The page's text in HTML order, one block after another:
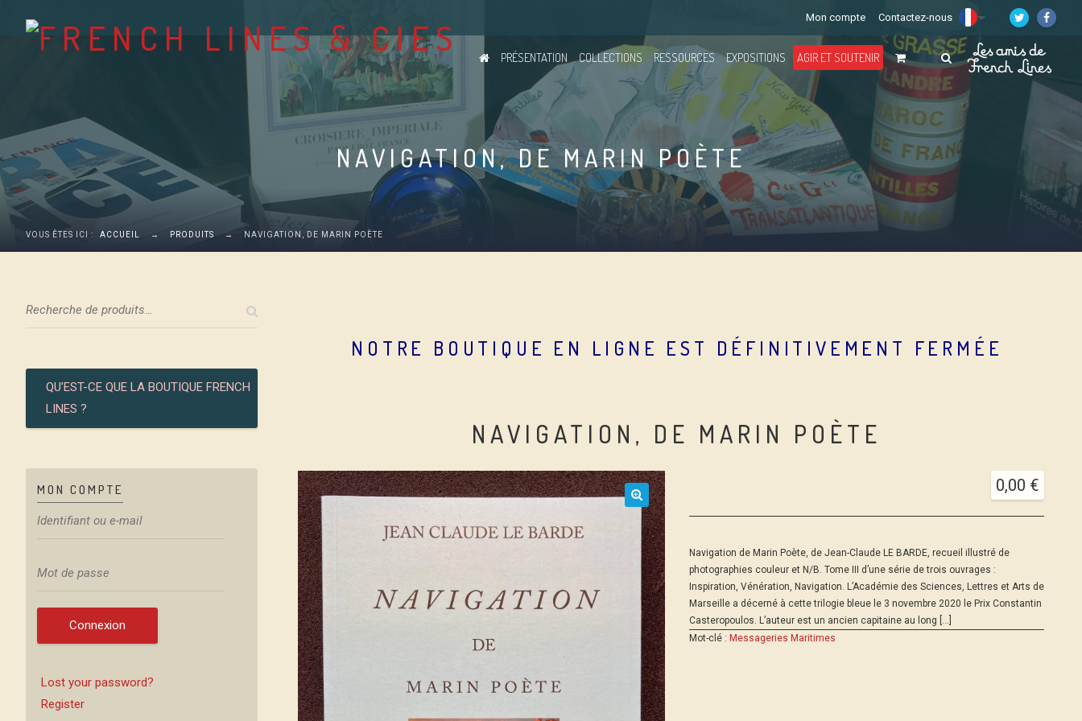
Mon compte Contactez-nous
PRÉSENTATION COLLECTIONS RESSOURCES EXPOSITIONS AGIR ET SOUTENIR
NAVIGATION, DE MARIN POÈTE
VOUS ÊTES ICI : ACCUEIL → PRODUITS → NAVIGATION, DE MARIN POÈTE
NOTRE BOUTIQUE EN LIGNE EST DÉFINITIVEMENT FERMÉE
NAVIGATION, DE MARIN POÈTE
0,00 €
Navigation de Marin Poète, de Jean-Claude LE BARDE, recueil illustré de
photographies couleur et N/B. Tome III d’une série de trois ouvrages :
Inspiration, Vénération, Navigation. L’Académie des Sciences, Lettres et Arts de
Marseille a décerné à cette trilogie bleue le 3 novembre 2020 le Prix Constantin
Casteropoulos. L’auteur est un ancien capitaine au long […]
Mot-clé : Messageries Maritimes
QU’EST-CE QUE LA BOUTIQUE FRENCH
LINES ?
MON COMPTE
Connexion
Lost your password?
Register